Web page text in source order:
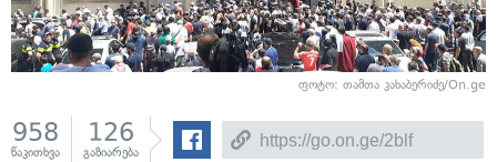
ფოტო: თამთა კახაბერიძე/On.ge
958
წაკითხვა
126
გაზიარება